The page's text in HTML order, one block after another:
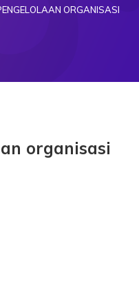
ORGANISASI
organisasi